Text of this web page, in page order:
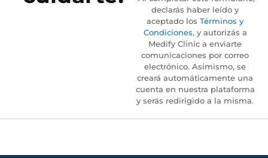
declarás haber leído y
aceptado los Términos y
Condiciones, y autorizás a
Medify Clinic a enviarte
comunicaciones por correo
electrónico. Asimismo, se
creará automáticamente una
cuenta en nuestra plataforma
y serás redirigido a la misma.